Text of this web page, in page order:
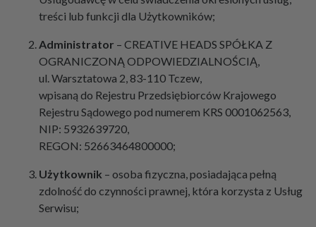
treści lub funkcji dla Użytkowników;
Administrator – CREATIVE HEADS SPÓŁKA Z
OGRANICZONĄ ODPOWIEDZIALNOŚCIĄ,
ul. Warsztatowa 2, 83-110 Tczew,
wpisaną do Rejestru Przedsiębiorców Krajowego
Rejestru Sądowego pod numerem KRS 0001062563,
NIP: 5932639720,
REGON: 52663464800000;
Użytkownik – osoba fizyczna, posiadająca pełną
zdolność do czynności prawnej, która korzysta z Usług
Serwisu;